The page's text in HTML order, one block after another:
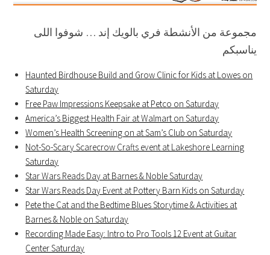
مجموعة من الأنشطة فري بالويك إند … شوفوا اللى
يناسبكم
Haunted Birdhouse Build and Grow Clinic for Kids at Lowes on
Saturday
Free Paw Impressions Keepsake at Petco on Saturday
America’s Biggest Health Fair at Walmart on Saturday
Women’s Health Screening on at Sam’s Club on Saturday
Not-So-Scary Scarecrow Crafts event at Lakeshore Learning
Saturday
Star Wars Reads Day at Barnes & Noble Saturday
Star Wars Reads Day Event at Pottery Barn Kids on Saturday
Pete the Cat and the Bedtime Blues Storytime & Activities at
Barnes & Noble on Saturday
Recording Made Easy: Intro to Pro Tools 12 Event at Guitar
Center Saturday